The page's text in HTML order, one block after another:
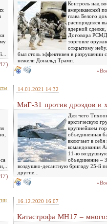
Контроль над
американской
глава Белого
распорядился
ядерной
Договора
торговле
открытому
был столь эффективен в разрушении
нежели Дональд Трамп.
14.01.2021 14:32
МиГ-31 против дроздов и
Для чего
арктическую
крупнейшем
объединенная
включает в
командования
11-ю
объединение –
воздушно-десантную бригаду 25-й
другие...
16.12.2020 16:07
Катастрофа МН17 –